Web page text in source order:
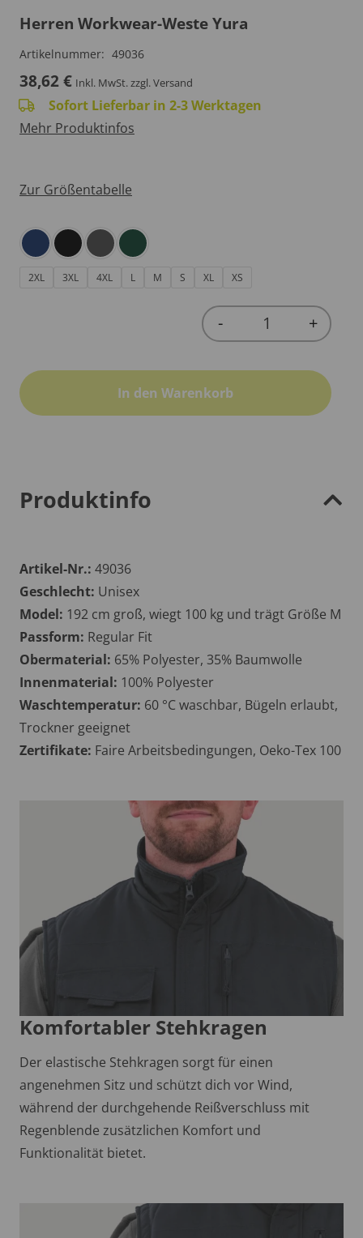
Herren Workwear-Weste Yura
Artikelnummer: 49036
38,62€ Inkl. MwSt.zzgl. Versand
Sofort Lieferbar in 2-3 Werktagen
Mehr Produktinfos
Zur Größentabelle
2XL 3XL 4XL L M S XL XS
Quantity
- +
In den Warenkorb
Produktinfo
Artikel-Nr.: 49036
Geschlecht: Unisex
Model: 192 cm groß, wiegt 100 kg und trägt Größe M
Passform: Regular Fit
Obermaterial: 65% Polyester, 35% Baumwolle
Innenmaterial: 100% Polyester
Waschtemperatur: 60 °C waschbar, Bügeln erlaubt,
Trockner geeignet
Zertifikate: Faire Arbeitsbedingungen, Oeko-Tex 100
Komfortabler Stehkragen
Der elastische Stehkragen sorgt für einen
angenehmen Sitz und schützt dich vor Wind,
während der durchgehende Reißverschluss mit
Regenblende zusätzlichen Komfort und
Funktionalität bietet.